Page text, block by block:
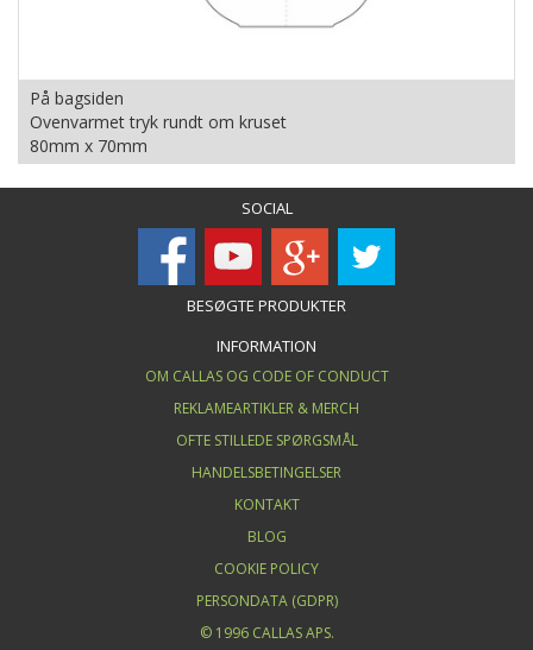
På bagsiden
Ovenvarmet tryk rundt om kruset
80mm x 70mm
SOCIAL
BESØGTE PRODUKTER
INFORMATION
OM CALLAS OG CODE OF CONDUCT
REKLAMEARTIKLER & MERCH
OFTE STILLEDE SPØRGSMÅL
HANDELSBETINGELSER
KONTAKT
BLOG
COOKIE POLICY
PERSONDATA (GDPR)
© 1996 CALLAS APS.